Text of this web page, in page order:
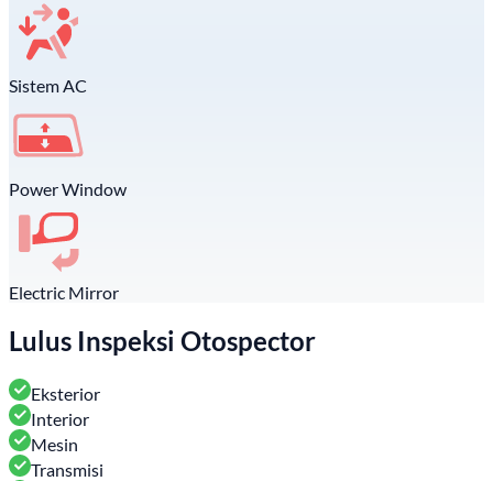
Sistem AC
Power Window
Electric Mirror
Lulus Inspeksi Otospector
Eksterior
Interior
Mesin
Transmisi